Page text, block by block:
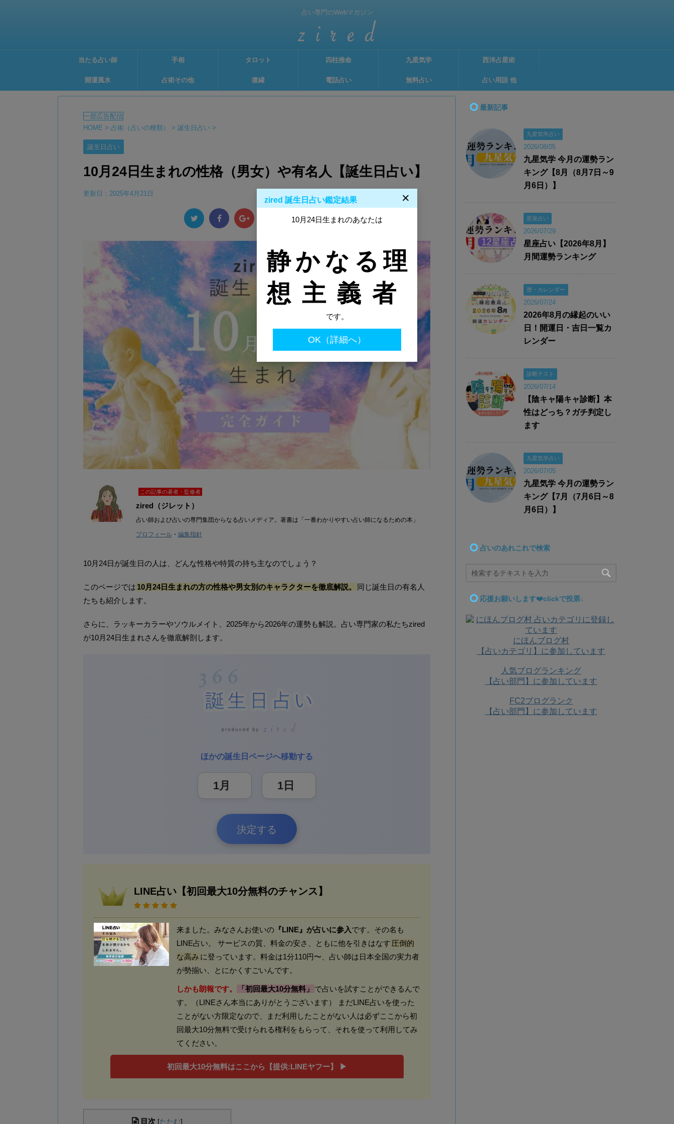
占い専門のWebマガジン
当たる占い師 手相 タロット 四柱推命 九星気学 西洋占星術
開運風水 占術その他 復縁 電話占い 無料占い 占い用語 他
HOME > 占術（占いの種類） > 誕生日占い >
誕生日占い
10月24日生まれの性格（男女）や有名人【誕生日占い】
更新日： 2025年4月21日
B!
この記事の著者・監修者
zired（ジレット）
占い師および占いの専門集団からなる占いメディア。著書は「一番わかりやすい占い師になるための本」
プロフィール ・ 編集指針
10月24日が誕生日の人は、どんな性格や特質の持ち主なのでしょう？
このページでは 10月24日生まれの方の性格や男女別のキャラクターを徹底解説。
同じ誕生日の有名人
たちも紹介します。
さらに、ラッキーカラーやソウルメイト、2025年から2026年の運勢も解説。占い専門家の私たちzired
が10月24日生まれさんを徹底解剖します。
ほかの誕生日ページへ移動する
決定する
LINE占い【初回最大10分無料のチャンス】
来ました。みなさんお使いの 『LINE』が占いに参入です。その名も
LINE占い。 サービスの質、料金の安さ、ともに他を引きはなす 圧倒的
な高み に登っています。料金は1分110円〜、占い師は日本全国の実力者
が勢揃い、とにかくすごいんです。
しかも朗報です。 「初回最大10分無料」
で占いを試すことができるんで
す。（LINEさん本当にありがとうございます） まだLINE占いを使った
ことがない方限定なので、まだ利用したことがない人は必ずここから初
回最大10分無料で受けられる権利をもらって、それを使って利用してみ
てください。
初回最大10分無料はここから【提供:LINEヤフー】 ▶︎
zired 誕生日占い鑑定結果 ×
10月24日生まれのあなたは
静かなる理
想主義者
です。
OK（詳細へ）
目次 [たたむ]
最新記事
九星気学占い
2026/08/05
九星気学 今月の運勢ラン
キング【8月（8月7日～9
月6日）】
星座占い
2026/07/29
星座占い【2026年8月】
月間運勢ランキング
暦・カレンダー
2026/07/24
2026年8月の縁起のいい
日！開運日・吉日一覧カ
レンダー
診断テスト
2026/07/14
【陰キャ陽キャ診断】本
性はどっち？ガチ判定し
ます
九星気学占い
2026/07/05
九星気学 今月の運勢ラン
キング【7月（7月6日～8
月6日）】
占いのあれこれで検索
応援お願いします❤️clickで投票↓
にほんブログ村
【占いカテゴリ】に参加しています
人気ブログランキング
【占い部門】に参加しています
FC2ブログランク
【占い部門】に参加しています